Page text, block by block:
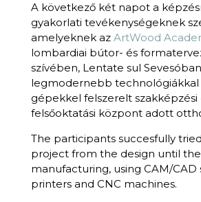
A következő két napot a
gyakorlati tevékenységeknek
amelyeknek az ArtWood
lombardiai bútor- és
szívében, Lentate sul
legmodernebb technológiákkal
gépekkel felszerelt szakképzési
felsőoktatási központ adott
The participants succesfully
project from the design until the
manufacturing, using CAM/CAD
printers and CNC machines.